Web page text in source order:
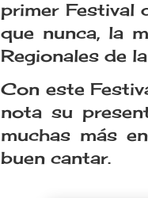
primer Festival
que nunca, la
Regionales de
Con este
nota su
muchas más
buen cantar.